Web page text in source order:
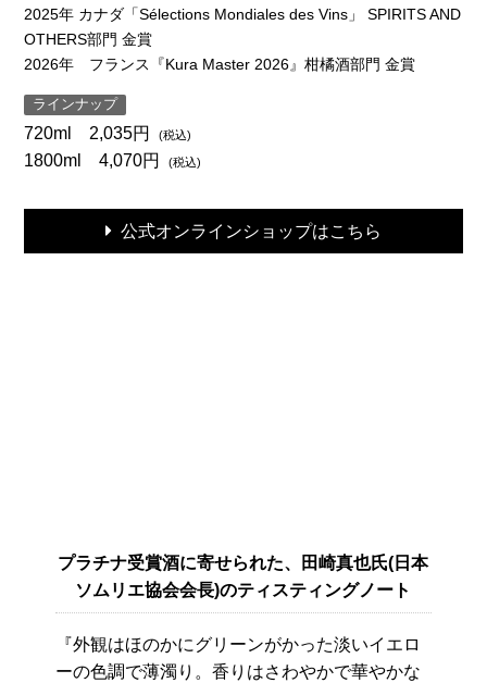
2025年 カナダ「Sélections Mondiales des Vins」 SPIRITS AND
OTHERS部門 金賞
2026年 フランス『Kura Master 2026』柑橘酒部門 金賞
ラインナップ
720ml 2,035円
1800ml 4,070円
公式オンラインショップはこちら
プラチナ受賞酒に寄せられた、田崎真也氏(日本
ソムリエ協会会長)のティスティングノート
『外観はほのかにグリーンがかった淡いイエロ
ーの色調で薄濁り。香りはさわやかで華やかな